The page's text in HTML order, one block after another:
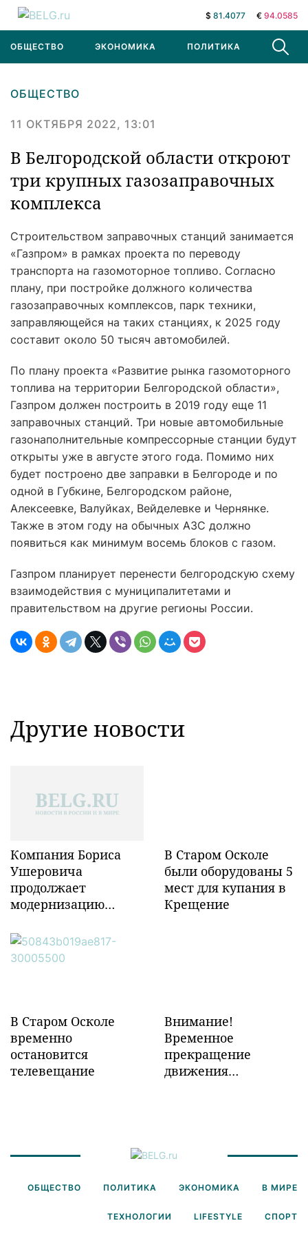
$ 81.4077 € 94.0585
ОБЩЕСТВО ЭКОНОМИКА ПОЛИТИКА В МИРЕ
ОБЩЕСТВО
11 ОКТЯБРЯ 2022, 13:01
В Белгородской области откроют
три крупных газозаправочных
комплекса
Строительством заправочных станций занимается
«Газпром» в рамках проекта по переводу
транспорта на газомоторное топливо. Согласно
плану, при постройке должного количества
газозаправочных комплексов, парк техники,
заправляющейся на таких станциях, к 2025 году
составит около 50 тысяч автомобилей.
По плану проекта «Развитие рынка газомоторного
топлива на территории Белгородской области»,
Газпром должен построить в 2019 году еще 11
заправочных станций. Три новые автомобильные
газонаполнительные компрессорные станции будут
открыты уже в августе этого года. Помимо них
будет построено две заправки в Белгороде и по
одной в Губкине, Белгородском районе,
Алексеевке, Валуйках, Вейделевке и Чернянке.
Также в этом году на обычных АЗС должно
появиться как минимум восемь блоков с газом.
Газпром планирует перенести белгородскую схему
взаимодействия с муниципалитетами и
правительством на другие регионы России.
Другие новости
Компания Бориса
Ушеровича
продолжает
модернизацию
инфраструктуры в
Забайкалье
В Старом Осколе
были оборудованы 5
мест для купания в
Крещение
В Старом Осколе
временно
остановится
телевещание
Внимание!
Временное
прекращение
движения
ОБЩЕСТВО ПОЛИТИКА ЭКОНОМИКА В МИРЕ
ТЕХНОЛОГИИ LIFESTYLE СПОРТ